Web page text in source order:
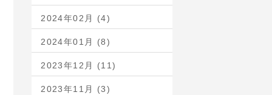
2024年02月 (4)
2024年01月 (8)
2023年12月 (11)
2023年11月 (3)